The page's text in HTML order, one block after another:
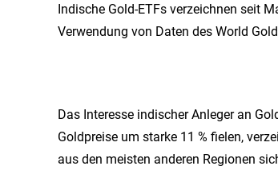
Indische Gold-ETFs verzeichnen seit
Verwendung von Daten des World
Das Interesse indischer Anleger an
Goldpreise um starke 11 % fielen,
aus den meisten anderen Regionen